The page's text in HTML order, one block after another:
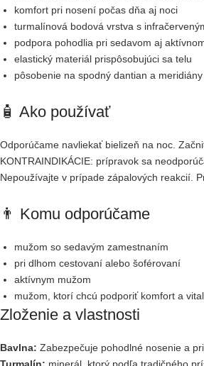
komfort pri nosení počas dňa aj noci
turmalínová bodová vrstva s
podpora pohodlia pri sedavom aj
elastický materiál prispôsobujúci sa telu
pôsobenie na spodný dantian a
🧴 Ako používať
Odporúčame navliekať bielizeň na noc.
KONTRAINDIKÁCIE: prípravok sa
Nepoužívajte v prípade zápalových reakcií.
👨 Komu odporúčame
mužom so sedavým zamestnaním
pri dlhom cestovaní alebo šoférovaní
aktívnym mužom
mužom, ktorí chcú podporiť komfort a
Zloženie a vlastnosti
Bavlna: Zabezpečuje pohodlné nosenie a